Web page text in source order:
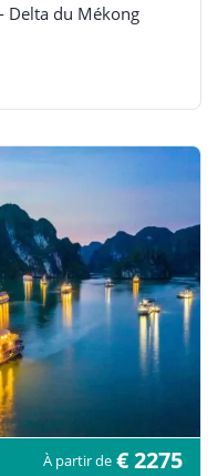
Delta du Mékong
À partir de € 2275